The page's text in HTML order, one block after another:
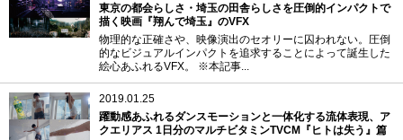
東京の都会らしさ・埼玉の田舎らしさを圧倒的インパクトで
描く映画『翔んで埼玉』のVFX
物理的な正確さや、映像演出のセオリーに囚われない。圧倒
的なビジュアルインパクトを追求することによって誕生した
絵心あふれるVFX。 ※本記事...
2019.01.25
躍動感あふれるダンスモーションと一体化する流体表現、ア
クエリアス 1日分のマルチビタミンTVCM『ヒトは失う』篇